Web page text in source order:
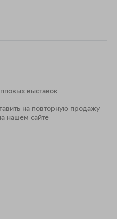
выставок
на повторную продажу
нашем сайте